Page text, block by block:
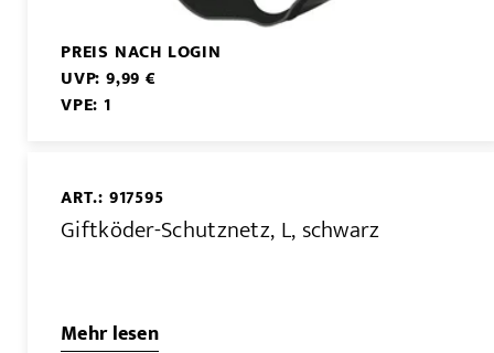
PREIS NACH LOGIN
UVP: 9,99 €
VPE: 1
ART.: 917595
Giftköder-Schutznetz, L, schwarz
Mehr lesen